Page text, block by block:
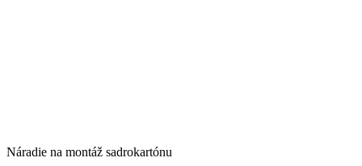
Náradie na montáž sadrokartónu